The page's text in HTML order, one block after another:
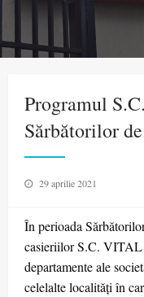
Programul
Sărbătorilor
Posted
29 aprilie 2021
În perioada
casieriilor S.C. VITAL
departamente ale
celelalte localități în